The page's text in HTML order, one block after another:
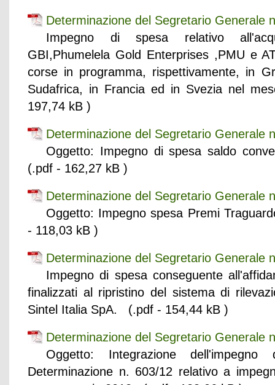
Determinazione del Segretario Generale
Impegno di spesa relativo
GBI,Phumelela Gold Enterprises ,PMU e
corse in programma, rispettivamente, in
Sudafrica, in Francia ed in Svezia nel
197,74 kB )
Determinazione del Segretario Generale
Oggetto: Impegno di spesa saldo
(.pdf - 162,27 kB )
Determinazione del Segretario Generale
Oggetto: Impegno spesa Premi
- 118,03 kB )
Determinazione del Segretario Generale
Impegno di spesa conseguente
finalizzati al ripristino del sistema di
Sintel Italia SpA. (.pdf - 154,44 kB )
Determinazione del Segretario Generale
Oggetto: Integrazione
Determinazione n. 603/12 relativo a